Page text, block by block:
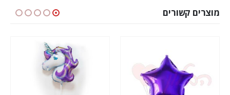
מוצרים קשורים